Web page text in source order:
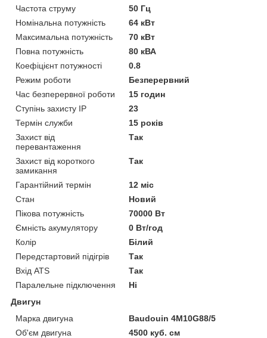
Частота струму
50 Гц
Номінальна потужність
64 кВт
Максимальна потужність
70 кВт
Повна потужність
80 кВА
Коефіцієнт потужності
0.8
Режим роботи
Безперервний
Час безперервної роботи
15 годин
Ступінь захисту IP
23
Термін служби
15 років
Захист від
перевантаження
Так
Захист від короткого
замикання
Так
Гарантійний термін
12 міс
Стан
Новий
Пікова потужність
70000 Вт
Ємність акумулятору
0 Вт/год
Колір
Білий
Передстартовий підігрів
Так
Вхід ATS
Так
Паралельне підключення
Ні
Двигун
Марка двигуна
Baudouin 4M10G88/5
Об'єм двигуна
4500 куб. см